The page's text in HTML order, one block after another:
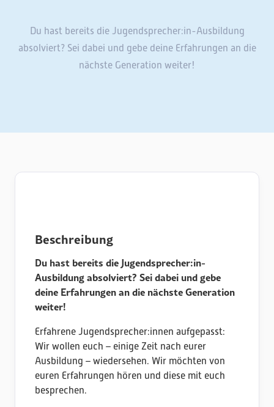
Du hast bereits die Jugendsprecher:in-Ausbildung
absolviert? Sei dabei und gebe deine Erfahrungen an die
nächste Generation weiter!
Beschreibung
Du hast bereits die Jugendsprecher:in-
Ausbildung absolviert? Sei dabei und gebe
deine Erfahrungen an die nächste Generation
weiter!
Erfahrene Jugendsprecher:innen aufgepasst:
Wir wollen euch – einige Zeit nach eurer
Ausbildung – wiedersehen. Wir möchten von
euren Erfahrungen hören und diese mit euch
besprechen.